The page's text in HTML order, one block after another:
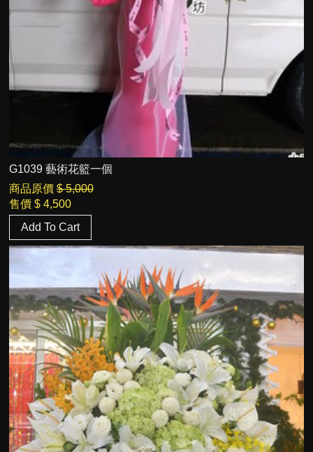
G1039 藝術花籃一個
商品原價 $ 5,000
售價 $ 4,500
Add To Cart